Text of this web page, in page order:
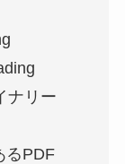
ナリー
るPDF